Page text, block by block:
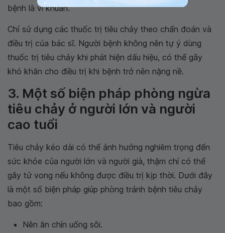
bệnh là vi khuẩn.
Chỉ sử dụng các thuốc trị tiêu chảy theo chẩn đoán và
điều trị của bác sĩ. Người bệnh không nên tự ý dùng
thuốc trị tiêu chảy khi phát hiện dấu hiệu, có thể gây
khó khăn cho điều trị khi bệnh trở nên nặng nề.
3. Một số biện pháp phòng ngừa
tiêu chảy ở người lớn và người
cao tuổi
Tiêu chảy kéo dài có thể ảnh hưởng nghiêm trọng đến
sức khỏe của người lớn và người già, thậm chí có thể
gây tử vong nếu không được điều trị kịp thời. Dưới đây
là một số biện pháp giúp phòng tránh bệnh tiêu chảy
bao gồm:
Nên ăn chín uống sôi.